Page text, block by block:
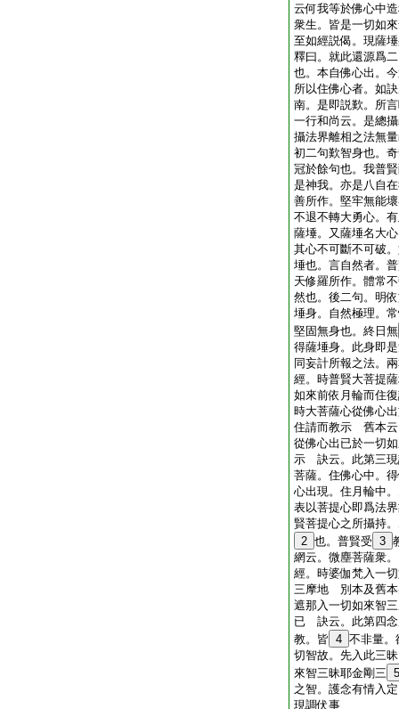
云何我等於佛心中
衆生。皆是一切如
至如經説偈。現薩
釋曰。就此還源爲
也。本自佛心出。
所以住佛心者。如
南。是即説歎。所
一行和尚云。是總
攝法界離相之法無
初二句歎智身也。
冠於餘句也。我普
是神我。亦是八自
善所作。堅牢無能
不退不轉大勇心。
薩埵。又薩埵名大
其心不可斷不可破
埵也。言自然者。
天修羅所作。體常
然也。後二句。明
埵身。自然極理。
堅固無身也。終日無
得薩埵身。此身即
同妄計所報之法。
經。時普賢大菩提
如來前依月輪而住
時大菩薩心從佛心
住請而教示 舊本云
從佛心出已於一切
示 訣云。此第三
菩薩。住佛心中。
心出現。住月輪中
表以菩提心即爲法
賢菩提心之所攝持
2 也。普賢受 3
網云。微塵菩薩衆
經。時婆伽梵入一
三摩地 別本及舊本
遮那入一切如來智
已 訣云。此第四
教。皆 4 不非量。
切智故。先入此三
來智三昧耶金剛三 5
之智。護念有情入
現調伏事